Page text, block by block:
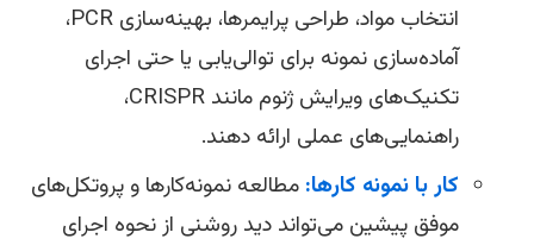
انتخاب مواد، طراحی پرایمرها، بهینه‌سازی PCR،
آماده‌سازی نمونه برای توالی‌یابی یا حتی اجرای
تکنیک‌های ویرایش ژنوم مانند CRISPR،
راهنمایی‌های عملی ارائه دهند.
کار با نمونه کارها:مطالعه نمونه‌کارها و پروتکل‌های
موفق پیشین می‌تواند دید روشنی از نحوه اجرای